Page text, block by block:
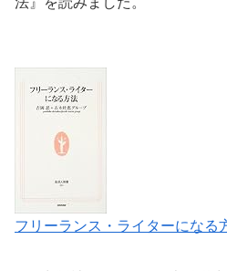
フリーランス・ライターになる